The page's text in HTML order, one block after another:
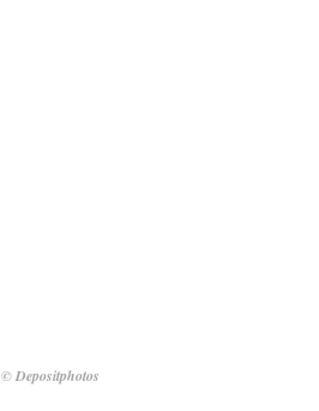
© Depositphotos